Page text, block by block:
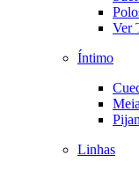
Ver
Íntimo
Linhas